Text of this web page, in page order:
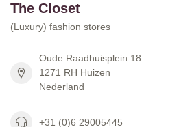
The Closet
(Luxury) fashion stores
Oude Raadhuisplein 18
1271 RH Huizen
Nederland
+31 (0)6 29005445